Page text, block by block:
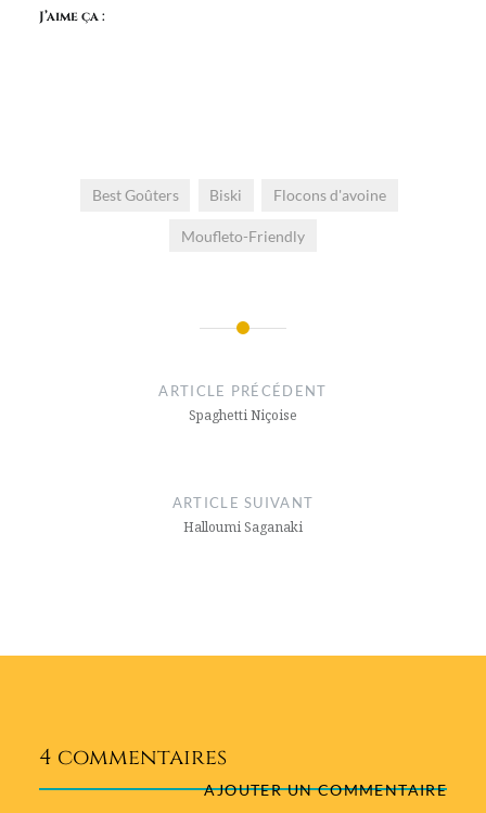
J’aime ça :
Best Goûters Biski Flocons d'avoine
Moufleto-Friendly
ARTICLE PRÉCÉDENT
Spaghetti Niçoise
ARTICLE SUIVANT
Halloumi Saganaki
4 commentaires
AJOUTER UN COMMENTAIRE